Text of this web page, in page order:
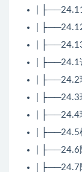
|
|
|
| ├──24.1
| ├──24.2
| ├──24.3
| ├──24.4
| ├──24.5
| ├──24.6
| ├──24.7